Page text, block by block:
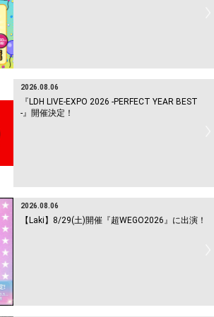
2026.08.06
『LDH LIVE-EXPO 2026 -PERFECT YEAR BEST
-』開催決定！
2026.08.06
【Laki】8/29(土)開催『超WEGO2026』に出演！